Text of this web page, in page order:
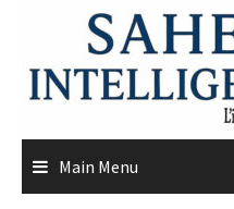
content
Main Menu